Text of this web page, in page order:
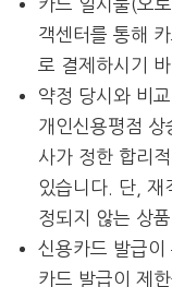
객센터를 통해
로 결제하시기 바
약정 당시와 비
개인신용평점
사가 정한 합리
있습니다. 단, 재
정되지 않는 상
신용카드 발급이
카드 발급이 제